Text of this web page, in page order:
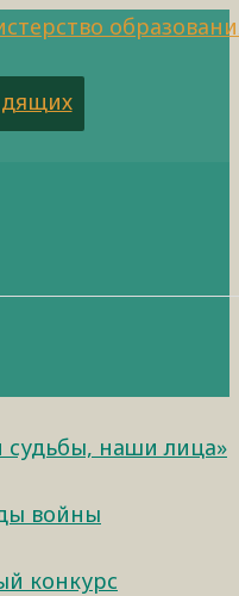
наши лица»
войны
конкурс